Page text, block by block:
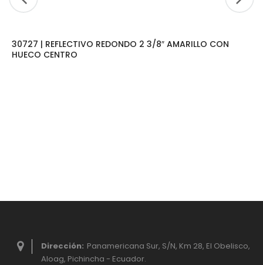
30727 | REFLECTIVO REDONDO 2 3/8″ AMARILLO CON
HUECO CENTRO
Dirección: Panamericana Sur, S/N, Km 28, El Obelisco,
Aloag, Pichincha - Ecuador.